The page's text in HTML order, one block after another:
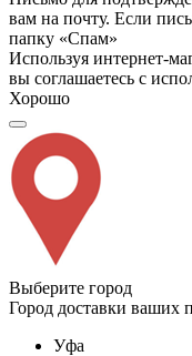
вам на почту. Если
папку «Спам»
Используя интернет-
вы соглашаетесь с
Хорошо
Выберите город
Город доставки ваших
Уфа